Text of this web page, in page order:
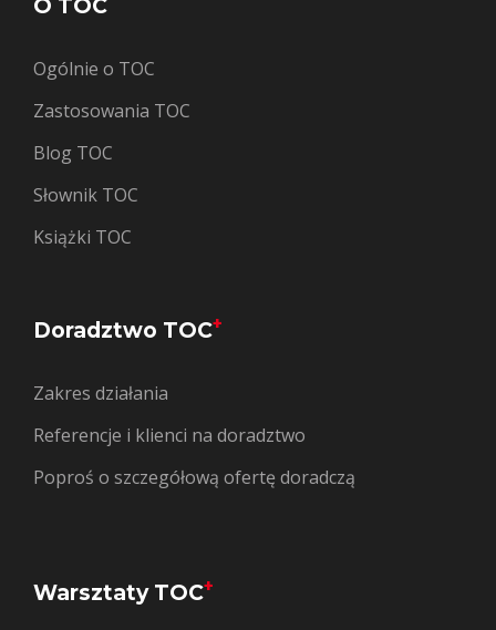
O TOC
Ogólnie o TOC
Zastosowania TOC
Blog TOC
Słownik TOC
Książki TOC
Doradztwo TOC+
Zakres działania
Referencje i klienci na doradztwo
Poproś o szczegółową ofertę doradczą
Warsztaty TOC+